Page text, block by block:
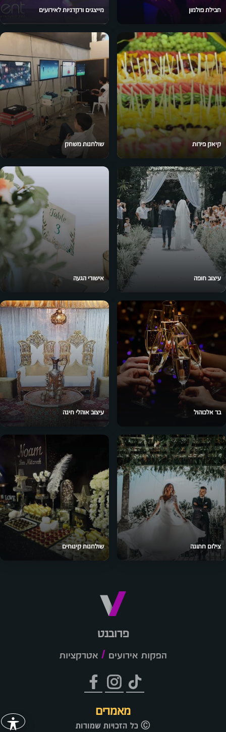
חבילת פולמון מייצגים ורקדניות לאירועים
קיאק פירות שולחנות משחק
עיצוב חופה אישורי הגעה
בר אלכוהול עיצוב אוהלי חינה
צילום חתונה שולחנות קינוחים
פרובנט
הפקות אירועים/ אטרקציות
מאמרים
Ⓒ כל הזכויות שמורות